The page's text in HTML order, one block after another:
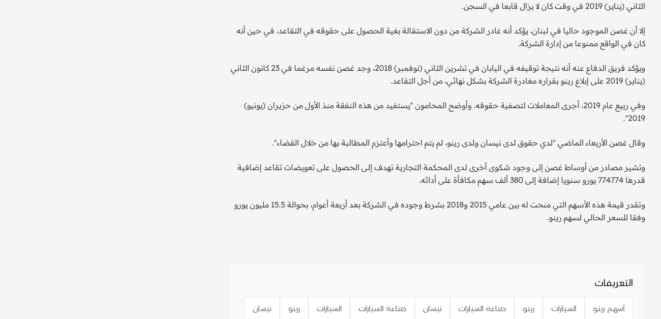
الثاني (يناير) 2019 في وقت كان لا يزال قابعا في السجن.
إلا أن غصن الموجود حاليا في لبنان، يؤكد أنه غادر الشركة من دون الاستقالة بغية الحصول على حقوقه في التقاعد، في حين أنه
كان في الواقع ممنوعا من إدارة الشركة.
ويؤكد فريق الدفاع عنه أنه نتيجة توقيفه في اليابان في تشرين الثاني (نوفمبر) 2018، وجد غصن نفسه مرغما في 23 كانون الثاني
(يناير) 2019 على إبلاغ رينو بقراره مغادرة الشركة بشكل نهائي، من أجل التقاعد.
وفي ربيع عام 2019، أجرى المعاملات لتصفية حقوقه. وأوضح المحامون "يستفيد من هذه النفقة منذ الأول من حزيران (يونيو)
2019".
وقال غصن الأربعاء الماضي "لدي حقوق لدى نيسان ولدى رينو، لم يتم احترامها وأعتزم المطالبة بها من خلال القضاء".
وتشير مصادر من أوساط غصن إلى وجود شكوى أخرى لدى المحكمة التجارية تهدف إلى الحصول على تعويضات تقاعد إضافية
قدرها 774774 يورو سنويا إضافة إلى 380 ألف سهم مكافأة على أدائه.
وتقدر قيمة هذه الأسهم التي منحت له بين عامي 2015 و2018 بشرط وجوده في الشركة بعد أربعة أعوام، بحوالة 15.5 مليون يورو
وفقا للسعر الحالي لسهم رينو.
التعريفات
أسهم رينو السيارات رينو صناعة السيارات نيسان صناعة السيارات السيارات رينو نيسان